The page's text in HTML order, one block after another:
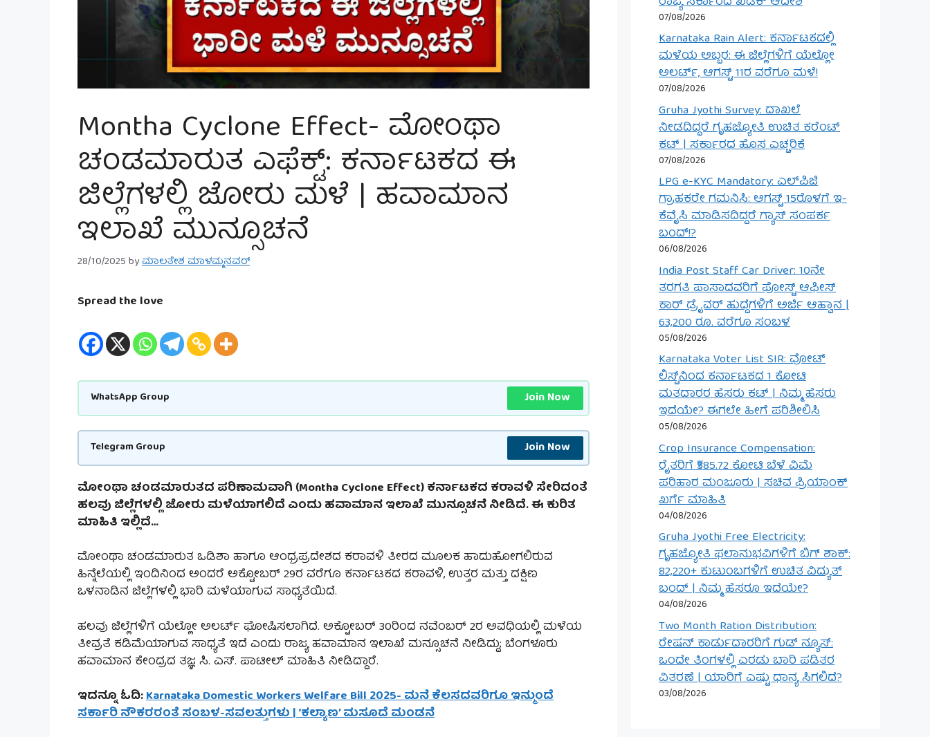
Montha Cyclone Effect- ಮೋಂಥಾ
ಚಂಡಮಾರುತ ಎಫೆಕ್ಟ್: ಕರ್ನಾಟಕದ ಈ
ಜಿಲ್ಲೆಗಳಲ್ಲಿ ಜೋರು ಮಳೆ | ಹವಾಮಾನ
ಇಲಾಖೆ ಮುನ್ಸೂಚನೆ
28/10/2025byಮಾಲತೇಶ ಮಾಳಮ್ಮನವರ್
Spread the love
WhatsApp Group Join Now
Telegram Group Join Now
ಮೋಂಥಾ ಚಂಡಮಾರುತದ ಪರಿಣಾಮವಾಗಿ (Montha Cyclone Effect) ಕರ್ನಾಟಕದ ಕರಾವಳಿ ಸೇರಿದಂತೆ
ಹಲವು ಜಿಲ್ಲೆಗಳಲ್ಲಿ ಜೋರು ಮಳೆಯಾಗಲಿದೆ ಎಂದು ಹವಾಮಾನ ಇಲಾಖೆ ಮುನ್ಸೂಚನೆ ನೀಡಿದೆ. ಈ ಕುರಿತ
ಮಾಹಿತಿ ಇಲ್ಲಿದೆ…
ಮೋಂಥಾ ಚಂಡಮಾರುತ ಒಡಿಶಾ ಹಾಗೂ ಆಂಧ್ರಪ್ರದೇಶದ ಕರಾವಳಿ ತೀರದ ಮೂಲಕ ಹಾದುಹೋಗಲಿರುವ
ಹಿನ್ನೆಲೆಯಲ್ಲಿ ಇಂದಿನಿಂದ ಅಂದರೆ ಅಕ್ಟೋಬರ್ 29ರ ವರೆಗೂ ಕರ್ನಾಟಕದ ಕರಾವಳಿ, ಉತ್ತರ ಮತ್ತು ದಕ್ಷಿಣ
ಒಳನಾಡಿನ ಜಿಲ್ಲೆಗಳಲ್ಲಿ ಭಾರಿ ಮಳೆಯಾಗುವ ಸಾಧ್ಯತೆಯಿದೆ.
ಹಲವು ಜಿಲ್ಲೆಗಳಿಗೆ ಯೆಲ್ಲೋ ಅಲರ್ಟ್ ಘೋಷಿಸಲಾಗಿದೆ. ಅಕ್ಟೋಬರ್ 30ರಿಂದ ನವೆಂಬರ್ 2ರ ಅವಧಿಯಲ್ಲಿ ಮಳೆಯ
ತೀವ್ರತೆ ಕಡಿಮೆಯಾಗುವ ಸಾಧ್ಯತೆ ಇದೆ ಎಂದು ರಾಜ್ಯ ಹವಾಮಾನ ಇಲಾಖೆ ಮನ್ಸೂಚನೆ ನೀಡಿದ್ದು; ಬೆಂಗಳೂರು
ಹವಾಮಾನ ಕೇಂದ್ರದ ತಜ್ಞ ಸಿ. ಎಸ್. ಪಾಟೀಲ್ ಮಾಹಿತಿ ನೀಡಿದ್ದಾರೆ.
ಇದನ್ನೂ ಓದಿ:Karnataka Domestic Workers Welfare Bill 2025- ಮನೆ ಕೆಲಸದವರಿಗೂ ಇನ್ಮುಂದೆ
ಸರ್ಕಾರಿ ನೌಕರರಂತೆ ಸಂಬಳ-ಸವಲತ್ತುಗಳು | ‘ಕಲ್ಯಾಣ’ ಮಸೂದೆ ಮಂಡನೆ
07/08/2026
Karnataka Rain Alert: ಕರ್ನಾಟಕದಲ್ಲಿ
ಮಳೆಯ ಅಬ್ಬರ: ಈ ಜಿಲ್ಲೆಗಳಿಗೆ ಯೆಲ್ಲೋ
ಅಲರ್ಟ್, ಆಗಸ್ಟ್ 11ರ ವರೆಗೂ ಮಳೆ!
07/08/2026
Gruha Jyothi Survey: ದಾಖಲೆ
ನೀಡದಿದ್ದರೆ ಗೃಹಜ್ಯೋತಿ ಉಚಿತ ಕರೆಂಟ್
ಕಟ್ | ಸರ್ಕಾರದ ಹೊಸ ಎಚ್ಚರಿಕೆ
07/08/2026
LPG e-KYC Mandatory: ಎಲ್‌ಪಿಜಿ
ಗ್ರಾಹಕರೇ ಗಮನಿಸಿ: ಆಗಸ್ಟ್ 15ರೊಳಗೆ ಇ-
ಕೆವೈಸಿ ಮಾಡಿಸದಿದ್ದರೆ ಗ್ಯಾಸ್ ಸಂಪರ್ಕ
ಬಂದ್!?
06/08/2026
India Post Staff Car Driver: 10ನೇ
ತರಗತಿ ಪಾಸಾದವರಿಗೆ ಪೋಸ್ಟ್ ಆಫೀಸ್
ಕಾರ್ ಡ್ರೈವರ್ ಹುದ್ದೆಗಳಿಗೆ ಅರ್ಜಿ ಆಹ್ವಾನ |
63,200 ರೂ. ವರೆಗೂ ಸಂಬಳ
05/08/2026
Karnataka Voter List SIR: ವೋಟ್
ಲಿಸ್ಟ್‌ನಿಂದ ಕರ್ನಾಟಕದ 1 ಕೋಟಿ
ಮತದಾರರ ಹೆಸರು ಕಟ್ | ನಿಮ್ಮ ಹೆಸರು
ಇದೆಯೇ? ಈಗಲೇ ಹೀಗೆ ಪರಿಶೀಲಿಸಿ
05/08/2026
Crop Insurance Compensation:
ರೈತರಿಗೆ ₹585.72 ಕೋಟಿ ಬೆಳೆ ವಿಮೆ
ಪರಿಹಾರ ಮಂಜೂರು | ಸಚಿವ ಪ್ರಿಯಾಂಕ್
ಖರ್ಗೆ ಮಾಹಿತಿ
04/08/2026
Gruha Jyothi Free Electricity:
ಗೃಹಜ್ಯೋತಿ ಫಲಾನುಭವಿಗಳಿಗೆ ಬಿಗ್ ಶಾಕ್:
82,220+ ಕುಟುಂಬಗಳಿಗೆ ಉಚಿತ ವಿದ್ಯುತ್
ಬಂದ್ | ನಿಮ್ಮ ಹೆಸರೂ ಇದೆಯೇ?
04/08/2026
Two Month Ration Distribution:
ರೇಷನ್ ಕಾರ್ಡುದಾರರಿಗೆ ಗುಡ್ ನ್ಯೂಸ್:
ಒಂದೇ ತಿಂಗಳಲ್ಲಿ ಎರಡು ಬಾರಿ ಪಡಿತರ
ವಿತರಣೆ | ಯಾರಿಗೆ ಎಷ್ಟು ಧಾನ್ಯ ಸಿಗಲಿದೆ?
03/08/2026